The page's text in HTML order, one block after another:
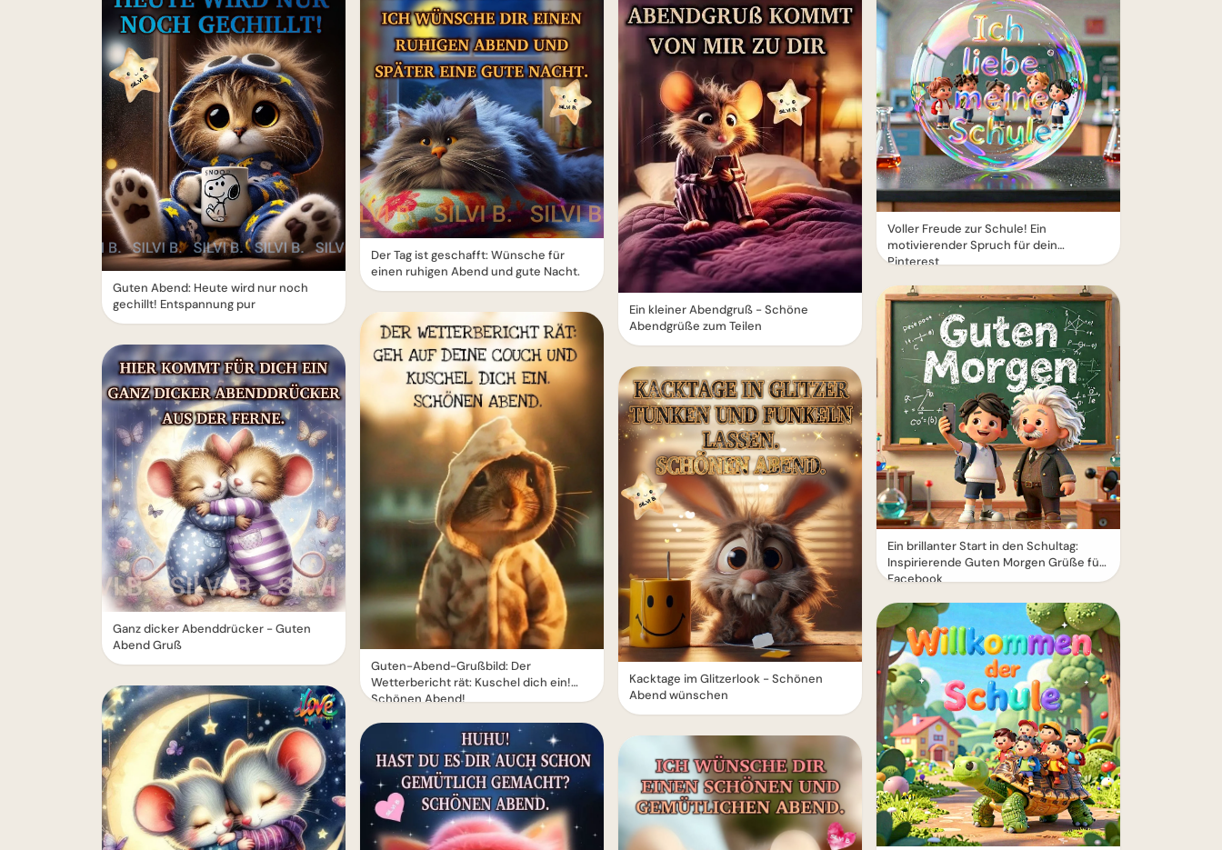
Guten Abend: Heute wird nur noch
gechillt! Entspannung pur
Ganz dicker Abenddrücker - Guten
Abend Gruß
Der Tag ist geschafft: Wünsche für
einen ruhigen Abend und gute Nacht.
Guten-Abend-Grußbild: Der
Wetterbericht rät: Kuschel dich ein!
Schönen Abend!
Ein kleiner Abendgruß - Schöne
Abendgrüße zum Teilen
Kacktage im Glitzerlook - Schönen
Abend wünschen
Voller Freude zur Schule! Ein
motivierender Spruch für dein
Pinterest
Ein brillanter Start in den Schultag:
Inspirierende Guten Morgen Grüße für
Facebook